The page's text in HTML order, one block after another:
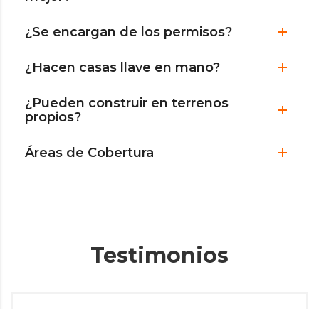
¿Se encargan de los permisos?
¿Hacen casas llave en mano?
¿Pueden construir en terrenos
propios?
Áreas de Cobertura
Testimonios